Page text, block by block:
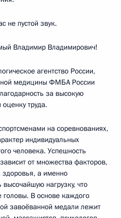
не пустой звук.
Владимир Владимирович!
агентство России,
медицины ФМБА России
за высокую
оценку труда.
на соревнованиях,
индивидуальных
человека. Успешность
от множества факторов,
здоровья, а именно
высочайшую нагрузку, что
В основе каждого
завоёванной медали лежит